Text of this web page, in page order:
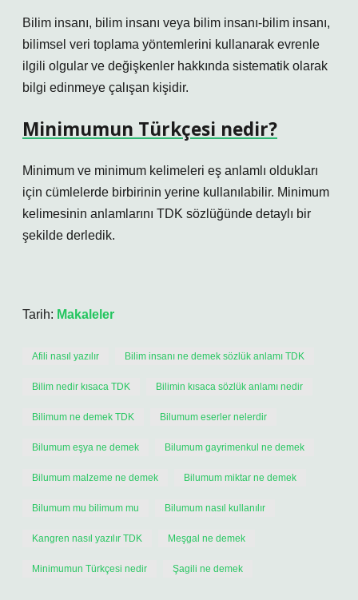
Bilim insanı, bilim insanı veya bilim insanı-bilim insanı,
bilimsel veri toplama yöntemlerini kullanarak evrenle
ilgili olgular ve değişkenler hakkında sistematik olarak
bilgi edinmeye çalışan kişidir.
Minimumun Türkçesi nedir?
Minimum ve minimum kelimeleri eş anlamlı oldukları
için cümlelerde birbirinin yerine kullanılabilir. Minimum
kelimesinin anlamlarını TDK sözlüğünde detaylı bir
şekilde derledik.
Tarih: Makaleler
Afili nasıl yazılır Bilim insanı ne demek sözlük anlamı TDK
Bilim nedir kısaca TDK Bilimin kısaca sözlük anlamı nedir
Bilimum ne demek TDK Bilumum eserler nelerdir
Bilumum eşya ne demek Bilumum gayrimenkul ne demek
Bilumum malzeme ne demek Bilumum miktar ne demek
Bilumum mu bilimum mu Bilumum nasıl kullanılır
Kangren nasıl yazılır TDK Meşgal ne demek
Minimumun Türkçesi nedir Şagili ne demek